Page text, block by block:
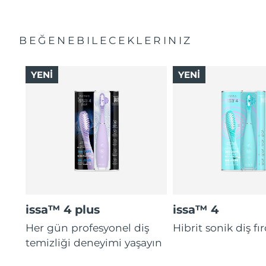
BEĞENEBILECEKLERINIZ
issa™ 4 plus
Her gün profesyonel diş
temizliği deneyimi yaşayın
YENİ
issa™ 4
Hibrit sonik diş
YENİ